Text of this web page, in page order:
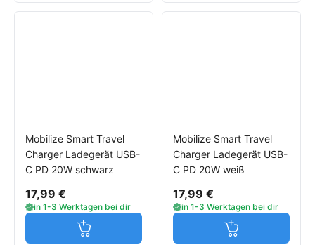
Mobilize Smart Travel
Charger Ladegerät USB-
C PD 20W schwarz
17,99 €
in 1-3 Werktagen bei dir
Jetzt in den Warenkorb
Mobilize Smart Travel
Charger Ladegerät USB-
C PD 20W weiß
17,99 €
in 1-3 Werktagen bei dir
Jetzt in den